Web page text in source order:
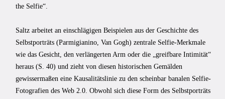
the Selfie“.
Saltz arbeitet an einschlägigen Beispielen aus der Geschichte des
Selbstporträts (Parmigianino, Van Gogh) zentrale Selfie-Merkmale
wie das Gesicht, den verlängerten Arm oder die „greifbare Intimität“
heraus (S. 40) und zieht von diesen historischen Gemälden
gewissermaßen eine Kausalitätslinie zu den scheinbar banalen Selfie-
Fotografien des Web 2.0. Obwohl sich diese Form des Selbstporträts